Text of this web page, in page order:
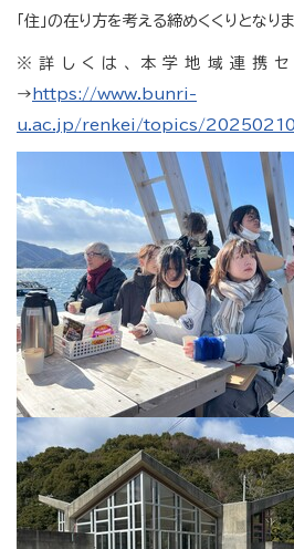
「住」の在り方を考える締めくくりとなりま
※詳しくは、本学地域連携
→ https://www.bunri-
u.ac.jp/renkei/topics/